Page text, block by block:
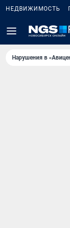
НЕДВИЖИМОСТЬ
Нарушения в